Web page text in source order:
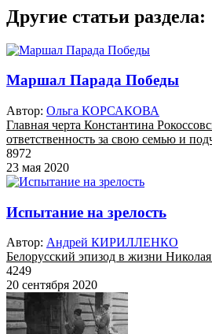
Другие статьи раздела:
Маршал Парада Победы
Автор: Ольга КОРСАКОВА
Главная черта Константина
ответственность за свою семью и
8972
23 мая 2020
Испытание на зрелость
Автор: Андрей КИРИЛЛЕНКО
Белорусский эпизод в жизни
4249
20 сентября 2020